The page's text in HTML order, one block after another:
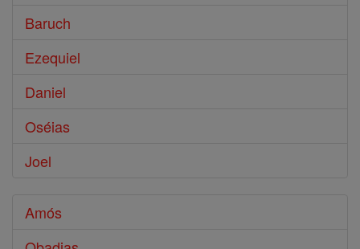
Baruch
Ezequiel
Daniel
Oséias
Joel
Amós